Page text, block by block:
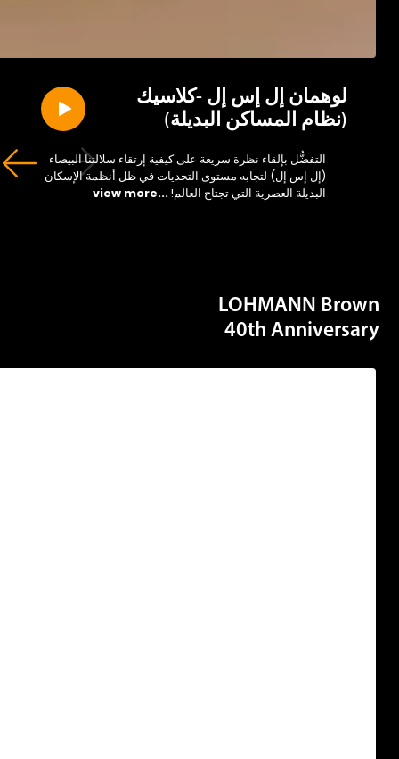
لوهمان إل إس إل -كلاسيك
(نظام المساكن البديلة)
التفضُّل بإلقاء نظرة سريعة على كيفية إرتقاء سلالتنا البيضاء
(إل إس إل) لتجابه مستوى التحديات في ظل أنظمة الإسكان
البديلة العصرية التي تجتاح العالم!...view more
LOHMANN
40th